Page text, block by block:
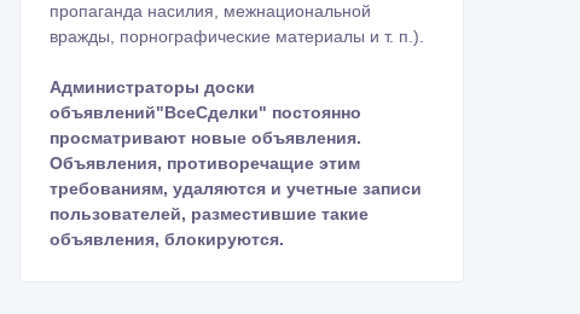
пропаганда насилия, межнациональной
вражды, порнографические материалы и т. п.).
Администраторы доски
объявлений"ВсеСделки" постоянно
просматривают новые объявления.
Объявления, противоречащие этим
требованиям, удаляются и учетные записи
пользователей, разместившие такие
объявления, блокируются.